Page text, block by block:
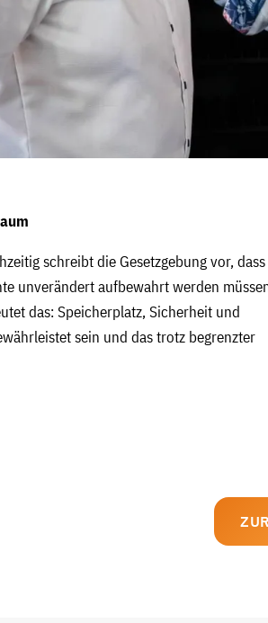
schreibt die Gesetzgebung vor, dass
unverändert aufbewahrt werden
das: Speicherplatz, Sicherheit und
sein und das trotz begrenzter